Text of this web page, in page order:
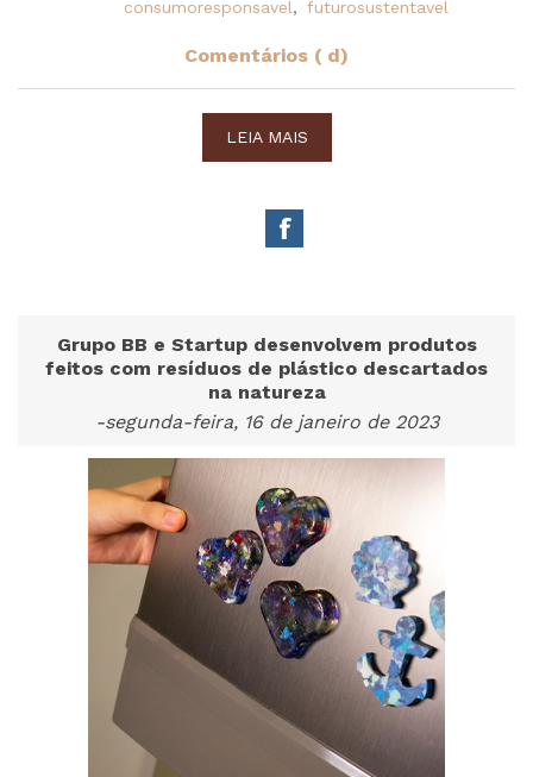
consumoresponsavel, futurosustentavel
Comentários ( d)
LEIA MAIS
Grupo BB e Startup desenvolvem produtos
feitos com resíduos de plástico descartados
na natureza
-segunda-feira, 16 de janeiro de 2023